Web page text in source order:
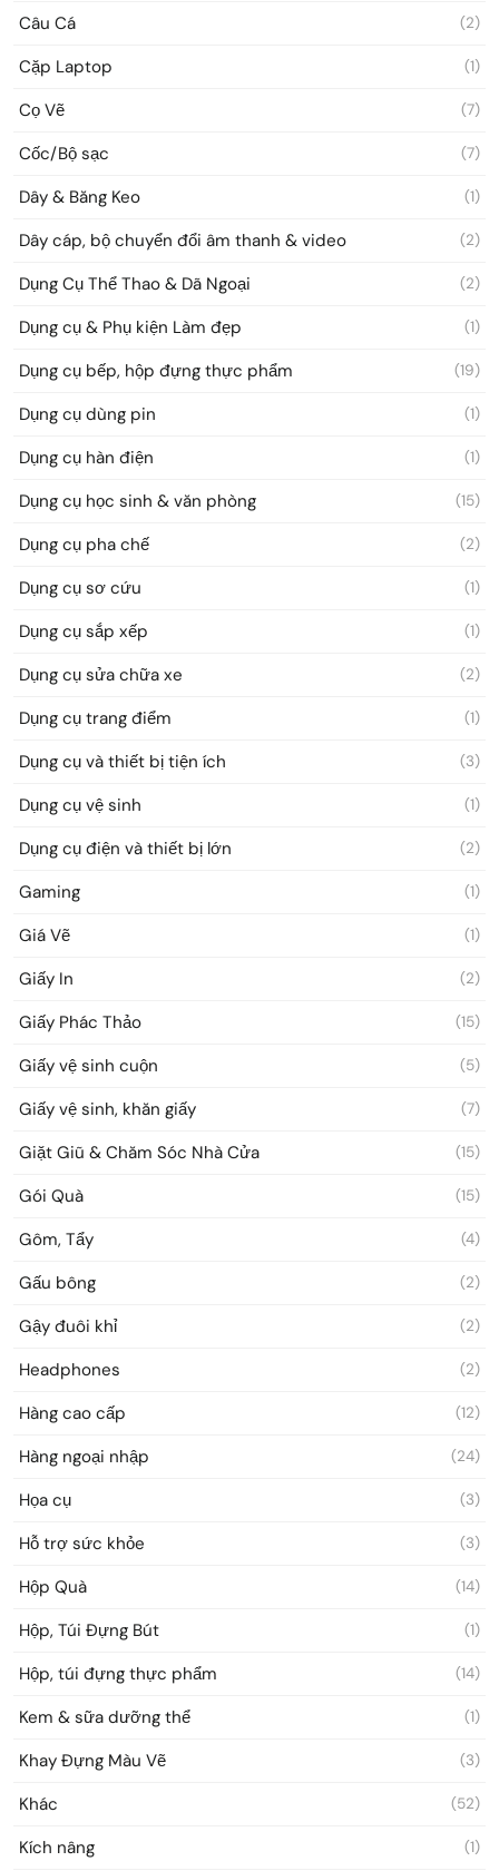
Câu Cá (2)
Cặp Laptop (1)
Cọ Vẽ (7)
Cốc/Bộ sạc (7)
Dây & Băng Keo (1)
Dây cáp, bộ chuyển đổi âm thanh & video (2)
Dụng Cụ Thể Thao & Dã Ngoại (2)
Dụng cụ & Phụ kiện Làm đẹp (1)
Dụng cụ bếp, hộp đựng thực phẩm (19)
Dụng cụ dùng pin (1)
Dụng cụ hàn điện (1)
Dụng cụ học sinh & văn phòng (15)
Dụng cụ pha chế (2)
Dụng cụ sơ cứu (1)
Dụng cụ sắp xếp (1)
Dụng cụ sửa chữa xe (2)
Dụng cụ trang điểm (1)
Dụng cụ và thiết bị tiện ích (3)
Dụng cụ vệ sinh (1)
Dụng cụ điện và thiết bị lớn (2)
Gaming (1)
Giá Vẽ (1)
Giấy In (2)
Giấy Phác Thảo (15)
Giấy vệ sinh cuộn (5)
Giấy vệ sinh, khăn giấy (7)
Giặt Giũ & Chăm Sóc Nhà Cửa (15)
Gói Quà (15)
Gôm, Tẩy (4)
Gấu bông (2)
Gậy đuôi khỉ (2)
Headphones (2)
Hàng cao cấp (12)
Hàng ngoại nhập (24)
Họa cụ (3)
Hỗ trợ sức khỏe (3)
Hộp Quà (14)
Hộp, Túi Đựng Bút (1)
Hộp, túi đựng thực phẩm (14)
Kem & sữa dưỡng thể (1)
Khay Đựng Màu Vẽ (3)
Khác (52)
Kích nâng (1)